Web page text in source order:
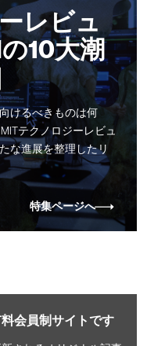
レビュ
10大潮
けるべきものは何
テクノロジーレビュ
な進展を整理したリ
特集ページへ
会員制サイトです